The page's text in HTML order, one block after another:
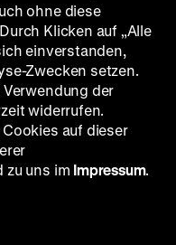
Oesterreich, 2‘
1967, R/B: Manfred
2‘
Erhalten ORWO
Color werben
wurden, gehorchen
soll in direkter
Farbfilms
behalten.
ohne diese
Klicken auf „Alle
einverstanden,
Zwecken setzen.
der
widerrufen.
auf dieser
zu uns im Impressum.